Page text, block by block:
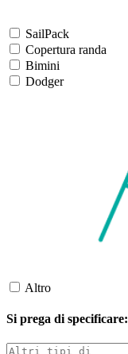
SailPack
Copertura randa
Bimini
Dodger
Altro
Si prega di specificare: